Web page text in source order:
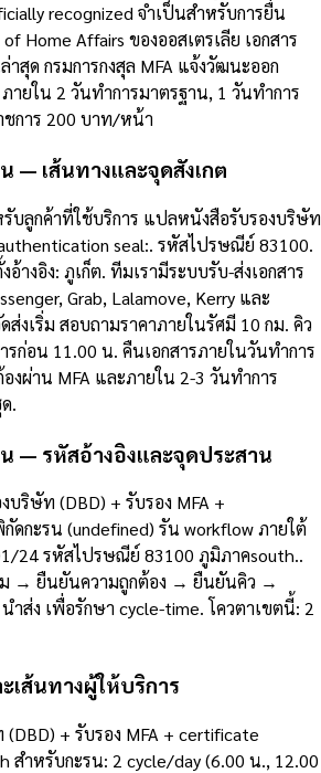
recognized จำเป็นสำหรับการยื่น
Home Affairs ของออสเตรเลีย เอกสาร
สุด กรมการกงสุล MFA แจ้งวัฒนะออก
ยใน 2 วันทำการมาตรฐาน, 1 วันทำการ
ชการ 200 บาท/หน้า
— เส้นทางและจุดสังเกต
บลูกค้าที่ใช้บริการ แปลหนังสือรับรองบริษัท
seal:. รหัสไปรษณีย์ 83100.
างอิง: ภูเก็ต. ทีมเรามีระบบรับ-ส่งเอกสาร
Grab, Lalamove, Kerry และ
ส่งเริ่ม สอบถามราคาภายในรัศมี 10 กม. คิว
ก่อน 11.00 น. คืนเอกสารภายในวันทำการ
งผ่าน MFA และภายใน 2-3 วันทำการ
.
— รหัสอ้างอิงและจุดประสาน
ริษัท (DBD) + รับรอง MFA +
ดกะรน (undefined) รัน workflow ภายใต้
24 รหัสไปรษณีย์ 83100 ภูมิภาคsouth..
ม → ยืนยันความถูกต้อง → ยืนยันคิว →
ส่ง เพื่อรักษา cycle-time. โควตาเขตนี้: 2
เส้นทางผู้ให้บริการ
+ รับรอง MFA + certificate
สำหรับกะรน: 2 cycle/day (6.00 น., 12.00